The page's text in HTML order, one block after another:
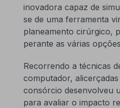
inovadora capaz de
se de uma ferramenta
planeamento cirúrgico,
perante as várias
Recorrendo a técnicas
computador,
consórcio desenvolveu
para avaliar o impacto